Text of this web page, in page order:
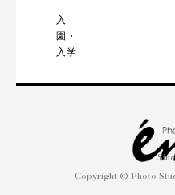
入
園・
入学
Copyright © Photo